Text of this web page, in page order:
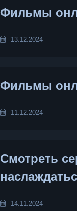
Фильмы
13.12.2024
Фильмы
11.12.2024
Смотреть
14.11.2024